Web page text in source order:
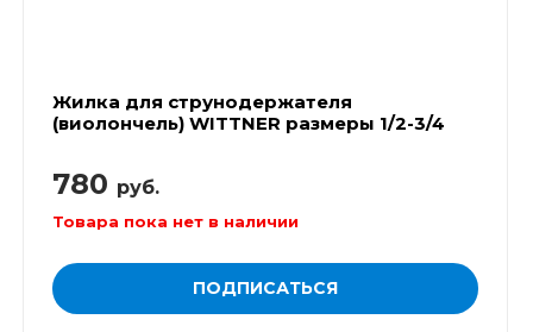
Жилка для струнодержателя
(виолончель) WITTNER размеры 1/2-3/4
780 руб.
Товара пока нет в наличии
ПОДПИСАТЬСЯ